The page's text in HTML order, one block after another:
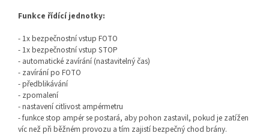
Funkce řídící jednotky:
- 1x bezpečnostní vstup FOTO
- 1x bezpečnostní vstup STOP
- automatické zavírání (nastavitelný čas)
- zavírání po FOTO
- předblikávání
- zpomalení
- nastavení citlivost ampérmetru
- funkce stop ampér se postará, aby pohon zastavil, pokud je zatížen
víc než při běžném provozu a tím zajistí bezpečný chod brány.